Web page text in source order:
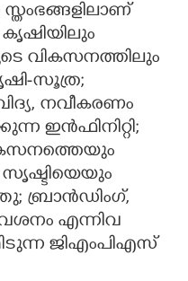
കൃഷിയിലും
വികസനത്തിലും
സൂത്ര;
നവീകരണം
ഇൻഫിനിറ്റി;
സൃഷ്ടിയെയും
ബ്രാൻഡിംഗ്,
എന്നിവ
ജിഎംപിഎസ്